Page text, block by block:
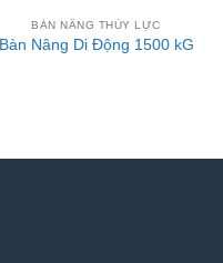
BÀN NÂNG THỦY LỰC
Bàn Nâng Di Động 1500 kG